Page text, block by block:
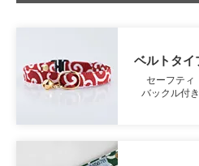
ベルトタイ
セーフティ
バックル付き